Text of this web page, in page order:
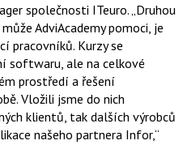
o
o
k
společnosti ITeuro. „Druhou
AdviAcademy pomoci, je
pracovníků. Kurzy se
softwaru, ale na celkové
prostředí a řešení
Vložili jsme do nich
klientů, tak dalších výrobců
našeho partnera Infor,“